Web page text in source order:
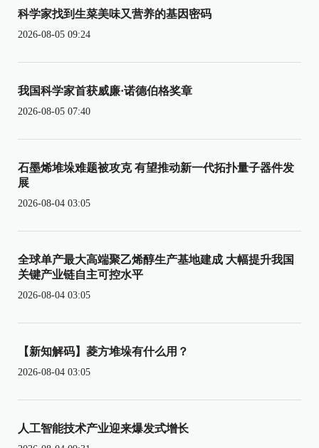
科学家找到生菜美味又营养的基因密码
2026-08-05 09:24
我国科学家首获威廉·诺德伯格奖章
2026-08-05 07:40
石墨烯堆垛难题被攻克 有望推动新一代拓扑量子器件发
展
2026-08-04 03:05
全球单产最大高端聚乙烯醇生产基地建成 大幅提升我国
关键产业链自主可控水平
2026-08-04 03:05
【新知解码】菱方堆垛有什么用？
2026-08-04 03:05
人工智能技术产业迎来爆发式增长